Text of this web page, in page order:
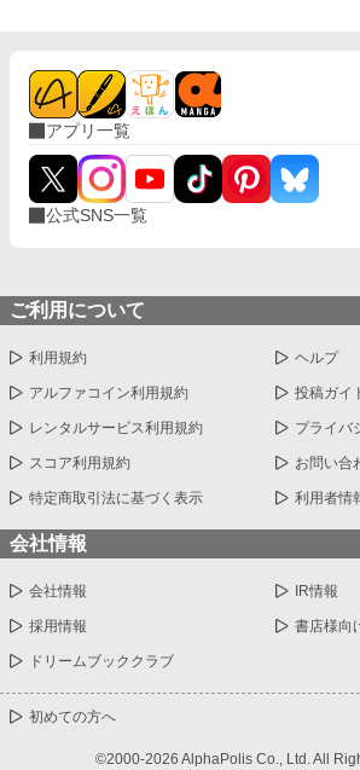
アプリ一覧
公式SNS一覧
ご利用について
利用規約 ヘルプ
アルファコイン利用規約 投稿ガイ
レンタルサービス利用規約 プライバ
スコア利用規約 お問い合
特定商取引法に基づく表示 利用者情
会社情報
会社情報 IR情報
採用情報 書店様向
ドリームブッククラブ
初めての方へ
©2000-2026 AlphaPolis Co., Ltd. All